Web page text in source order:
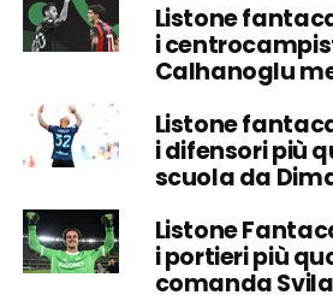
Listone
i
Calhanoglu
Listone
i difensori più
scuola da
Listone
i portieri più
comanda